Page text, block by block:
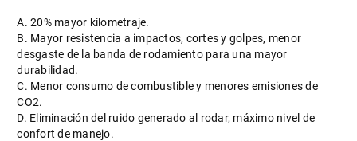
A. 20% mayor kilometraje.
B. Mayor resistencia a impactos, cortes y golpes, menor
desgaste de la banda de rodamiento para una mayor
durabilidad.
C. Menor consumo de combustible y menores emisiones de
CO2.
D. Eliminación del ruido generado al rodar, máximo nivel de
confort de manejo.